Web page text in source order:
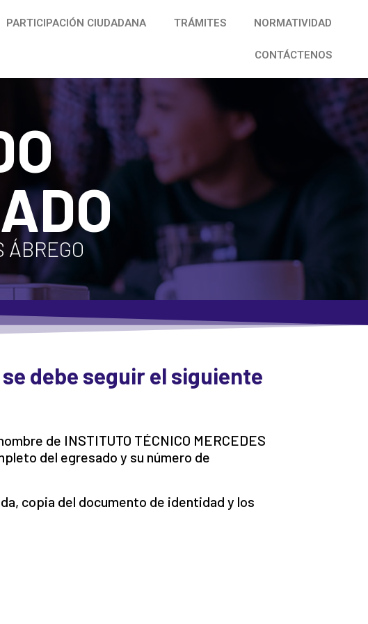
PARTICIPACIÓN CIUDADANA TRÁMITES NORMATIVIDAD
CONTÁCTENOS
ÁBREGO
se debe seguir el siguiente
de INSTITUTO TÉCNICO MERCEDES
del egresado y su número de
copia del documento de identidad y los